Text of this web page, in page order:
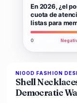
En 2026, ¿el
cuota de
listas para
0
NIOOD FASHION
Shell
Democratic